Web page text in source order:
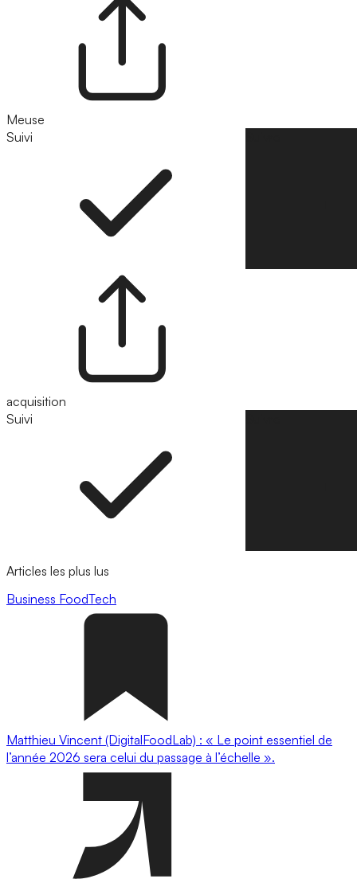
Meuse
Suivi
acquisition
Suivi
Articles les plus lus
Business FoodTech
Matthieu Vincent (DigitalFoodLab) : « Le point essentiel de
l’année 2026 sera celui du passage à l’échelle ».